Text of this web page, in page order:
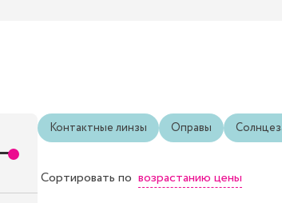
Контактные линзы Оправы
Сортировать по возрастанию цены